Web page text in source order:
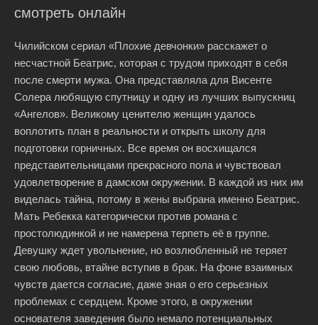
смотреть онлайн
Чилийском сериал «Плохие девчонки» расскажет о
несчастной Беатрис, которая с трудом приходят в себя
после смерти мужа. Она представляла для Висенте
Солера любящую спутницу и одну из лучших выпускниц
«Ангелов». Великому ценителю женщин удалось
воплотить план в реальности и открыть школу для
подготовки горничных. Все время он восхищался
представительницами прекрасного пола и чувствовал
удовлетворение в дамском окружении. В каждой из них им
виделась тайна, потому в жены выбрана именно Беатрис.
Мать Ребекка категорически против романа с
простолюдинкой и не намерена терпеть её в группе.
Девушку ждет увольнение, но возлюбленный не теряет
свою любовь, втайне вступив в брак. На фоне взаимных
чувств дается согласие, даже зная о его серьезных
проблемах с сердцем. Кроме этого, в окружении
основателя заведения было немало потенциальных